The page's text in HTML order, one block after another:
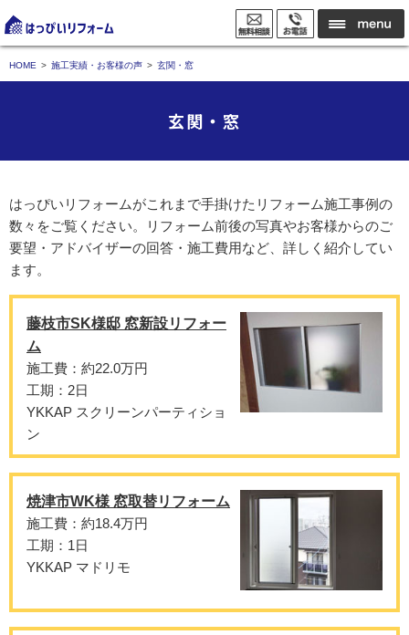
HOME 施工実績・お客様の声 玄関・窓
玄関・窓
はっぴいリフォームがこれまで手掛けたリフォーム施工事例の
数々をご覧ください。リフォーム前後の写真やお客様からのご
要望・アドバイザーの回答・施工費用など、詳しく紹介してい
ます。
藤枝市SK様邸 窓新設リフォー
ム
施工費：約22.0万円
工期：2日
YKKAP スクリーンパーティショ
ン
焼津市WK様 窓取替リフォーム
施工費：約18.4万円
工期：1日
YKKAP マドリモ